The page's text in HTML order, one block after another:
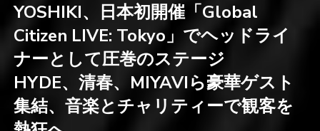
YOSHIKI、日本初開催「Global
Citizen LIVE: Tokyo」でヘッドライ
ナーとして圧巻のステージ
HYDE、清春、MIYAVIら豪華ゲスト
集結、音楽とチャリティーで観客を